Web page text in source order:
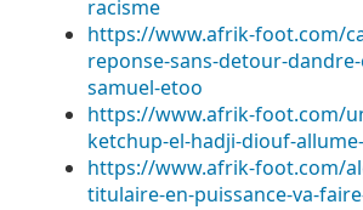
racisme
https://www.afrik-foot.com/
reponse-sans-detour-
samuel-etoo
https://www.afrik-foot.com/
ketchup-el-hadji-diouf-
https://www.afrik-foot.com/
titulaire-en-puissance-va-